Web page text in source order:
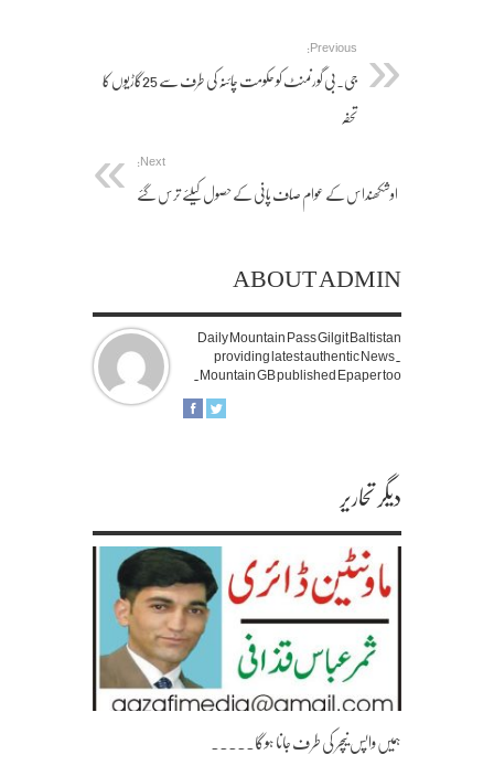
Previous:
جی۔بی گورنمنٹ کو حکومت چائنہ کی طرف سے 25گاڑیوں کا
تحفہ
Next:
اوشکھنداس کے عوام صاف پانی کے حصول کیلئے ترس گئے
ABOUT ADMIN
Daily Mountain Pass Gilgit Baltistan
providing latest authentic News.
Mountain GB published Epaper too.
دیگر تحاریر
ہمیں واپس نیچر کی طرف جانا ہوگا۔۔۔۔۔